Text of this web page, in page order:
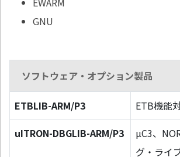
GNU
ソフトウェア・オプション製品
ETBLIB-ARM/P3
ETB機能
uITRON-DBGLIB-ARM/P3
µC3、
グ・ライ